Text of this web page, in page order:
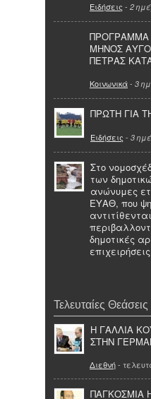
Ειδήσεις - 2
ΠΡΟΓΡΑΜΜΑ
ΜΗΝΟΣ
ΠΕΤΡΑΣ
Κοινωνικά- 3
ΠΡΩΤΗ ΓΙΑ
Ειδήσεις - 3
Στο
των
ανώνυμες
ΕΥΑΘ, που
δημοτικές
Τελευταίες Θεάσεις
Η ΓΑΛΛΙΑ
ΣΤΗΝ
Διεθνή-
ΠΑΓΚΟΣΜΙΑ